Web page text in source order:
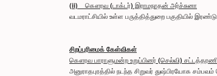
(ii) கௌரவ (டாக்டர்) இராமநாதன் அர்ச்சுனா
வடமராட்சியில் உள்ள பருத்தித்துறை பகுதியில்
சிறப்புரிமைக் கேள்விகள்
கௌரவ பாராளுமன்ற உறுப்பினர் (செல்வி)
அனுராதபுரத்தில் நடந்த சிறுவர் துஷ்பிரயோக